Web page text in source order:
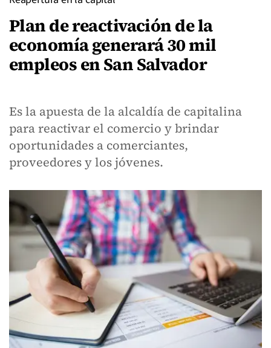
Plan de reactivación de la
economía generará 30 mil
empleos en San Salvador
Es la apuesta de la alcaldía de capitalina
para reactivar el comercio y brindar
oportunidades a comerciantes,
proveedores y los jóvenes.